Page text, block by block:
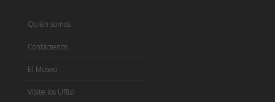
Quién somos
Contáctenos
El Museo
Visite los Uffizi